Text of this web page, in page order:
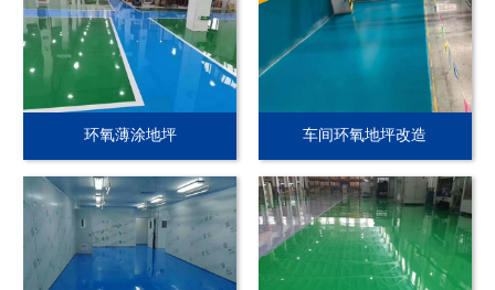
环氧薄涂地坪 车间环氧地坪改造